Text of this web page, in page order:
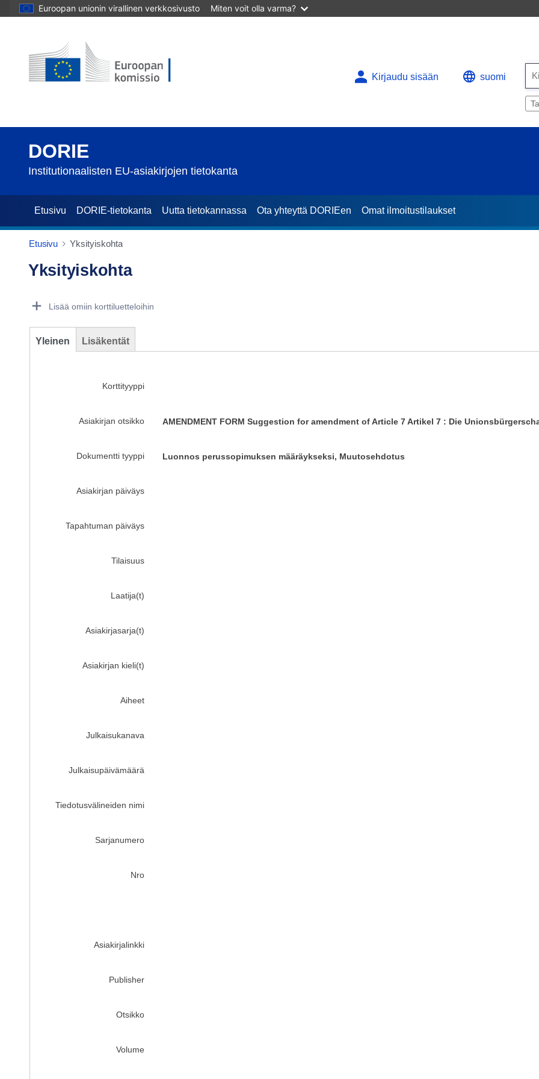
Euroopan unionin virallinen verkkosivusto Miten voit olla varma?
Kirjaudu sisään suomi
DORIE
Institutionaalisten EU-asiakirjojen tietokanta
Etusivu DORIE-tietokanta Uutta tietokannassa Ota yhteyttä DORIEen Omat ilmoitustilaukset
Etusivu Yksityiskohta
Yksityiskohta
Lisää omiin korttiluetteloihin
Yleinen Lisäkentät
Korttityyppi
Asiakirjan otsikko AMENDMENT FORM Suggestion for amendment of Article 7 Artikel 7 : Die
Dokumentti tyyppi Luonnos perussopimuksen määräykseksi, Muutosehdotus
Asiakirjan päiväys
Tapahtuman päiväys
Tilaisuus
Laatija(t)
Asiakirjasarja(t)
Asiakirjan kieli(t)
Aiheet
Julkaisukanava
Julkaisupäivämäärä
Tiedotusvälineiden nimi
Sarjanumero
Nro
Asiakirjalinkki
Publisher
Otsikko
Volume